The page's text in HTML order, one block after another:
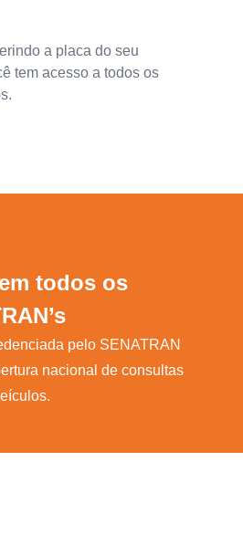
a placa do seu
tem acesso a todos os
todos os
pelo SENATRAN
nacional de consultas